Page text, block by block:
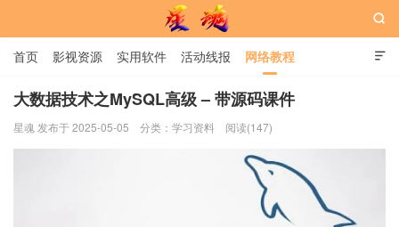

首页 影视资源 实用软件 活动线报 网络教程
用户中心 书籍 娱乐

大数据技术之MySQL高级 – 带源码课件
星魂 发布于 2025-05-05 分类： 学习资料 阅读(147)